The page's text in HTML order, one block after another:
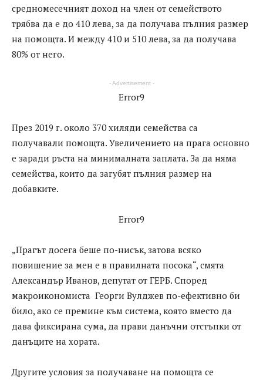
средномесечният доход на член от семейството
трябва да е до 410 лева, за да получава пълния размер
на помощта. И между 410 и 510 лева, за да получава
80% от него.
- Advertisement -
Error9
През 2019 г. около 370 хиляди семейства са
получавали помощта. Увеличението на прага основно
е заради ръста на минималната заплата. За да няма
семейства, които да загубят пълния размер на
добавките.
Error9
„Прагът досега беше по-нисък, затова всяко
повишение за мен е в правилната посока“, смята
Александър Иванов, депутат от ГЕРБ. Според
макроикономиста Георги Вулджев по-ефективно би
било, ако се премине към система, която вместо да
дава фиксирана сума, да прави данъчни отстъпки от
данъците на хората.
Другите условия за получаване на помощта се